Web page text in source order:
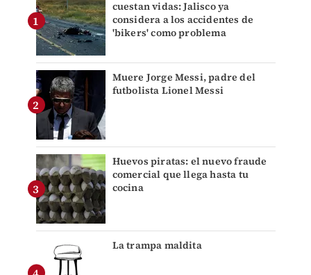
cuestan vidas: Jalisco ya
considera a los accidentes de
'bikers' como problema
Muere Jorge Messi, padre del
futbolista Lionel Messi
Huevos piratas: el nuevo fraude
comercial que llega hasta tu
cocina
La trampa maldita